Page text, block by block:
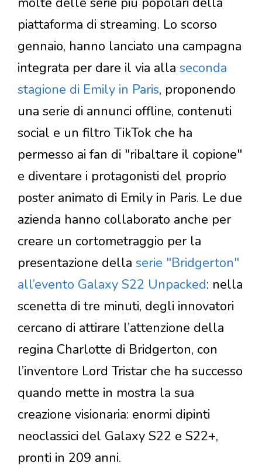
piattaforma di streaming. Lo scorso
gennaio, hanno lanciato una campagna
integrata per dare il via alla seconda
stagione di Emily in Paris, proponendo
una serie di annunci offline, contenuti
social e un filtro TikTok che ha
permesso ai fan di "ribaltare il copione"
e diventare i protagonisti del proprio
poster animato di Emily in Paris. Le due
azienda hanno collaborato anche per
creare un cortometraggio per la
presentazione della serie "Bridgerton"
all’evento Galaxy S22 Unpacked: nella
scenetta di tre minuti, degli innovatori
cercano di attirare l’attenzione della
regina Charlotte di Bridgerton, con
l’inventore Lord Tristar che ha successo
quando mette in mostra la sua
creazione visionaria: enormi dipinti
neoclassici del Galaxy S22 e S22+,
pronti in 209 anni.